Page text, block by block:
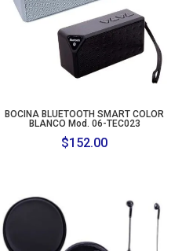
BOCINA BLUETOOTH SMART COLOR
BLANCO Mod. 06-TEC023
$152.00